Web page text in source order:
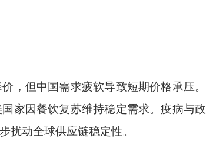
但中国需求疲软导致短期价格承压。
家因餐饮复苏维持稳定需求。疫病与政
扰动全球供应链稳定性。